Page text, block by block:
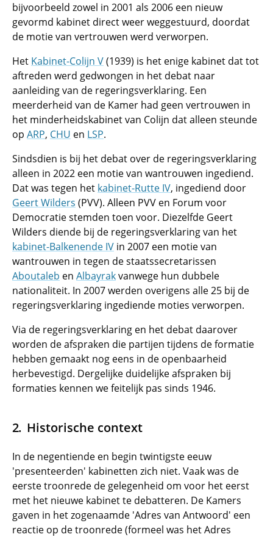
bijvoorbeeld zowel in 2001 als 2006 een nieuw
gevormd kabinet direct weer weggestuurd, doordat
de motie van vertrouwen werd verworpen.
Het Kabinet-Colijn V(1939) is het enige kabinet dat tot
aftreden werd gedwongen in het debat naar
aanleiding van de regeringsverklaring. Een
meerderheid van de Kamer had geen vertrouwen in
het minderheidskabinet van Colijn dat alleen steunde
op ARP, CHU en LSP.
Sindsdien is bij het debat over de regeringsverklaring
alleen in 2022 een motie van wantrouwen ingediend.
Dat was tegen het kabinet-Rutte IV, ingediend door
Geert Wilders (PVV). Alleen PVV en Forum voor
Democratie stemden toen voor. Diezelfde Geert
Wilders diende bij de regeringsverklaring van het
kabinet-Balkenende IV in 2007 een motie van
wantrouwen in tegen de staatssecretarissen
Aboutaleb en Albayrakvanwege hun dubbele
nationaliteit. In 2007 werden overigens alle 25 bij de
regeringsverklaring ingediende moties verworpen.
Via de regeringsverklaring en het debat daarover
worden de afspraken die partijen tijdens de formatie
hebben gemaakt nog eens in de openbaarheid
herbevestigd. Dergelijke duidelijke afspraken bij
formaties kennen we feitelijk pas sinds 1946.
Historische context
In de negentiende en begin twintigste eeuw
'presenteerden' kabinetten zich niet. Vaak was de
eerste troonrede de gelegenheid om voor het eerst
met het nieuwe kabinet te debatteren. De Kamers
gaven in het zogenaamde 'Adres van Antwoord' een
reactie op de troonrede (formeel was het Adres